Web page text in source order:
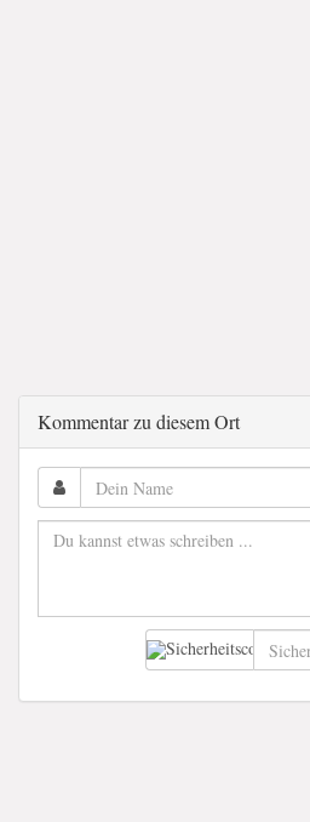
Kommentar zu diesem Ort